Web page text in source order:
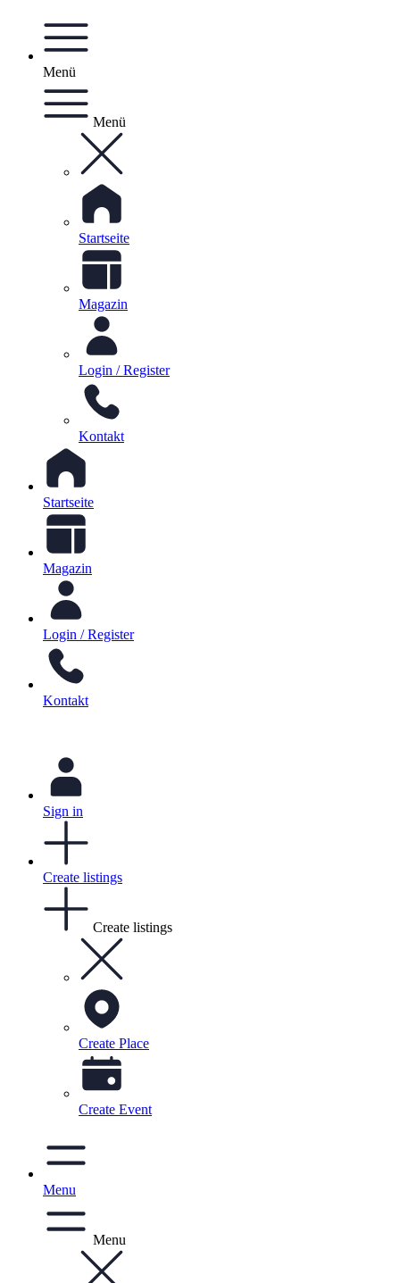
Menü
Menü
Startseite
Magazin
Login / Register
Kontakt
Startseite
Magazin
Login / Register
Kontakt
Sign in
Create listings
Create listings
Create Place
Create Event
Menu
Menu